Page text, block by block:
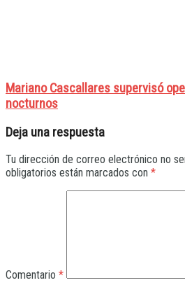
Mariano Cascallares supervisó
nocturnos
Deja una respuesta
Tu dirección de correo electrónico no
obligatorios están marcados con *
Comentario *